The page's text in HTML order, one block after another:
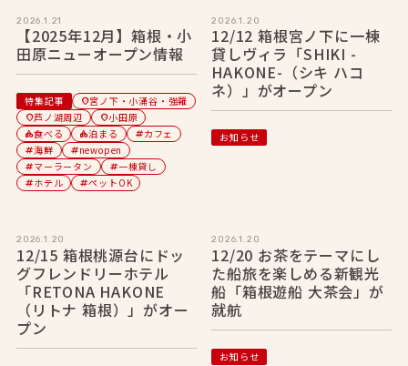
2026.1.21
【2025年12月】箱根・小
田原ニューオープン情報
特集記事 location_on宮ノ下・小涌谷・強羅
location_on芦ノ湖周辺 location_on小田原
category食べる category泊まる tagカフェ
tag海鮮 tagnewopen
tagマーラータン tag一棟貸し
tagホテル tagペットOK
2026.1.20
12/12 箱根宮ノ下に一棟
貸しヴィラ「SHIKI -
HAKONE-（シキ ハコ
ネ）」がオープン
お知らせ
2026.1.20
12/15 箱根桃源台にドッ
グフレンドリーホテル
「RETONA HAKONE
（リトナ 箱根）」がオー
プン
2026.1.20
12/20 お茶をテーマにし
た船旅を楽しめる新観光
船「箱根遊船 大茶会」が
就航
お知らせ